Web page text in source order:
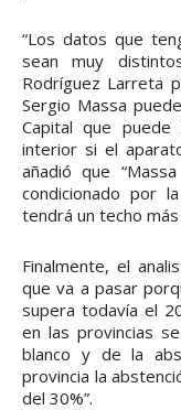
“Los datos que
sean muy
Rodríguez Larreta
Sergio Massa
Capital que
interior si el
añadió que
condicionado por
tendrá un techo
Finalmente, el
que va a pasar
supera todavía el
en las provincias
blanco y de la
provincia la
del 30%”.